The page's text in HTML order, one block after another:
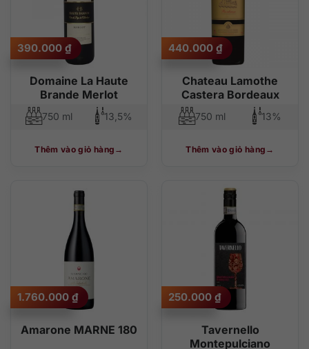
Domaine La Haute
Brande Merlot
390.000 ₫
750 ml 13,5%
Thêm vào giỏ hàng
Chateau Lamothe
Castera Bordeaux
440.000 ₫
750 ml 13%
Thêm vào giỏ hàng
Amarone MARNE 180
1.760.000 ₫
Tavernello
Montepulciano
250.000 ₫